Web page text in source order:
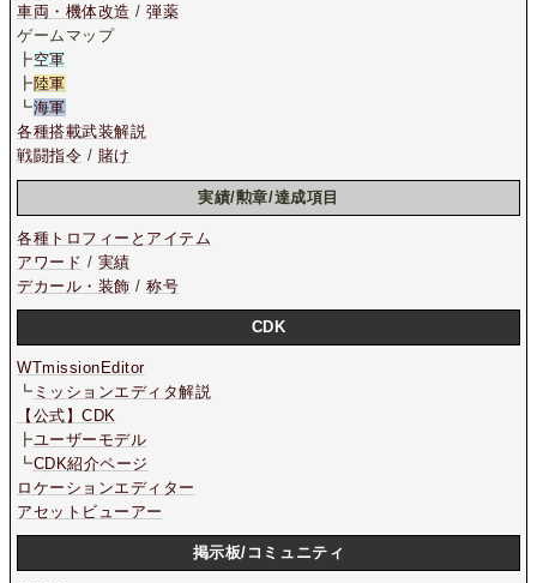
車両・機体改造 /弾薬
ゲームマップ
┣空軍
┣陸軍
┗海軍
各種搭載武装解説
戦闘指令 / 賭け
実績/勲章/達成項目
各種トロフィーとアイテム
アワード / 実績
デカール・装飾 /称号
CDK
WTmissionEditor
┗ ミッションエディタ解説
【公式】CDK
┣ユーザーモデル
┗CDK紹介ページ
ロケーションエディター
アセットビューアー
掲示板/コミュニティ